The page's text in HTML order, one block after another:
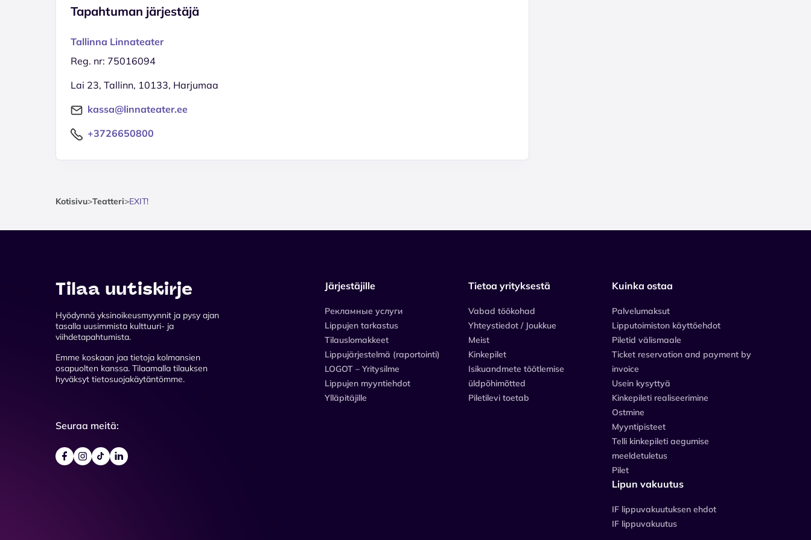
Tapahtuman järjestäjä
Tallinna Linnateater
Reg. nr: 75016094
Lai 23, Tallinn, 10133, Harjumaa
kassa@linnateater.ee
+3726650800
Kotisivu>Teatteri>EXIT!
Tilaa uutiskirje
Hyödynnä yksinoikeusmyynnit ja pysy ajan
tasalla uusimmista kulttuuri- ja
viihdetapahtumista.
Emme koskaan jaa tietoja kolmansien
osapuolten kanssa. Tilaamalla tilauksen
hyväksyt tietosuojakäytäntömme.
Seuraa meitä:
Järjestäjille
Рекламные услуги
Lippujen tarkastus
Tilauslomakkeet
Lippujärjestelmä (raportointi)
LOGOT – Yritysilme
Lippujen myyntiehdot
Ylläpitäjille
Tietoa yrityksestä
Vabad töökohad
Yhteystiedot / Joukkue
Meist
Kinkepilet
Isikuandmete töötlemise
üldpõhimõtted
Piletilevi toetab
Kuinka ostaa
Palvelumaksut
Lipputoimiston käyttöehdot
Piletid välismaale
Ticket reservation and payment by
invoice
Usein kysyttyä
Kinkepileti realiseerimine
Ostmine
Myyntipisteet
Telli kinkepileti aegumise
meeldetuletus
Pilet
Lipun vakuutus
IF lippuvakuutuksen ehdot
IF lippuvakuutus